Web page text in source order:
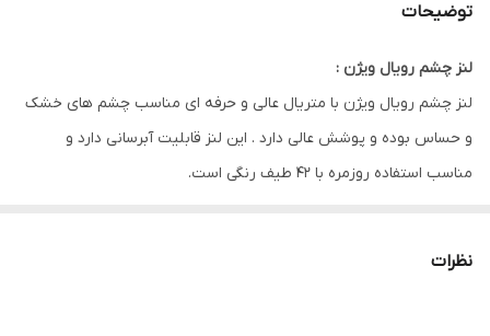
صادرکننده مجوز
ویژگی
مناسب استفاده روزانه . مناسب چشم های
پوشش عالی
توضیحات
لنز چشم رویال ویژن :
لنز چشم رویال ویژن با متریال عالی و حرفه ای مناسب چشم های خشک
و حساس بوده و پوشش عالی دارد . این لنز قابلیت آبرسانی دارد و
مناسب استفاده روزمره با 42 طیف رنگی است.
نظرات